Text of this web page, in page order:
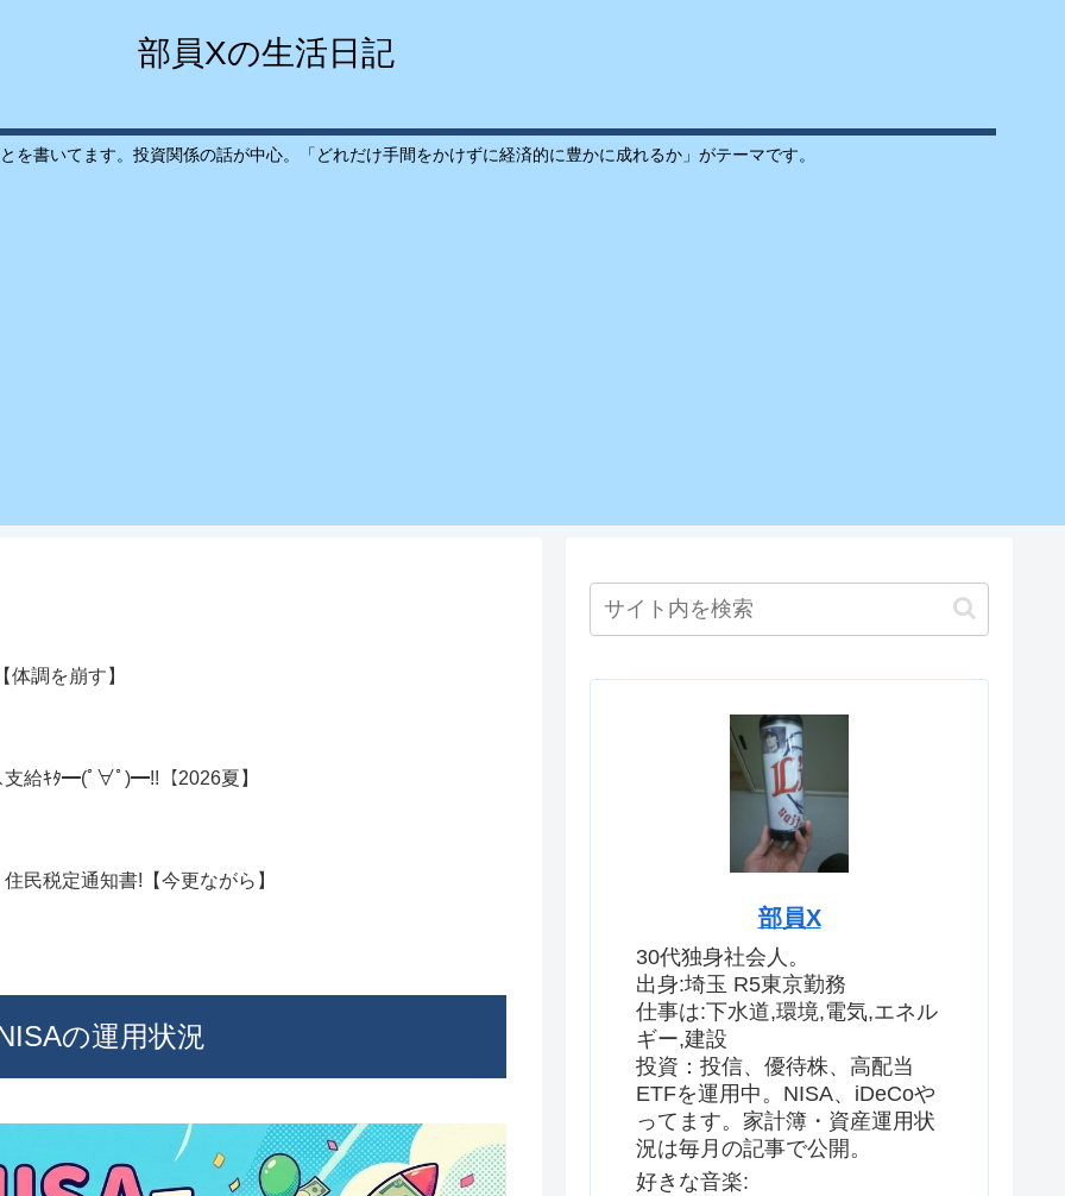
部員Xの生活日記
書いてます。投資関係の話が中心。「どれだけ手間をかけずに経済的に豊かに成れるか」がテーマです。
調を崩す】
支給ｷﾀ━(ﾟ∀ﾟ)━!!【2026夏】
民税定通知書!【今更ながら】
の運用状況
部員X
30代独身社会人。
出身:埼玉 R5東京勤務
仕事は:下水道,環境,電気,エネル
ギー,建設
投資：投信、優待株、高配当
ETFを運用中。NISA、iDeCoや
ってます。家計簿・資産運用状
況は毎月の記事で公開。
好きな音楽: